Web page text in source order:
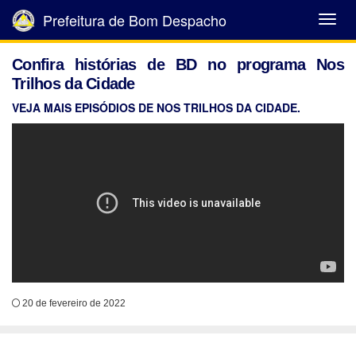
Abrir
Menu
Prefeitura de Bom Despacho
Confira histórias de BD no programa Nos
Trilhos da Cidade
VEJA MAIS EPISÓDIOS DE NOS TRILHOS DA CIDADE.
20 de fevereiro de 2022